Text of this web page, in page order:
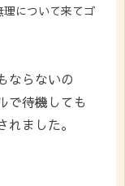
について来てゴ
ならないの
で待機しても
ました。